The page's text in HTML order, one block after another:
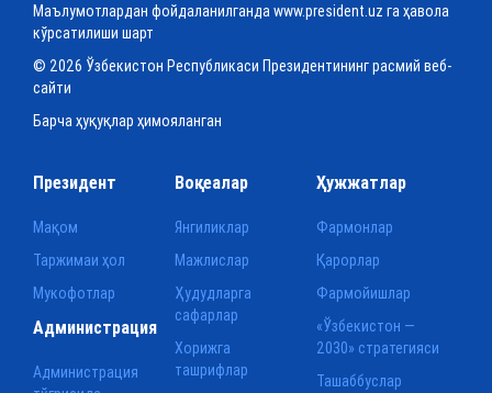
Маълумотлардан фойдаланилганда www.president.uz га ҳавола
кўрсатилиши шарт
© 2026 Ўзбекистон Республикаси Президентининг расмий веб-
сайти
Барча ҳуқуқлар ҳимояланган
Президент
Мақом
Таржимаи ҳол
Мукофотлар
Воқеалар
Янгиликлар
Мажлислар
Ҳудудларга
сафарлар
Хорижга
ташрифлар
Ҳужжатлар
Фармонлар
Қарорлар
Фармойишлар
«Ўзбекистон —
2030» стратегияси
Ташаббуслар
Администрация
Администрация